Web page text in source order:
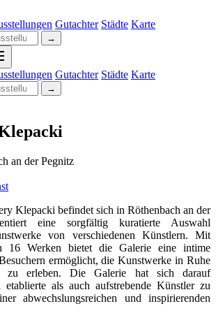
Gutachter Städte Karte
→
Gutachter Städte Karte
→
an der Pegnitz
Klepacki befindet sich in Röthenbach an der
eine sorgfältig kuratierte Auswahl
von verschiedenen Künstlern. Mit
16 Werken bietet die Galerie eine intime
ermöglicht, die Kunstwerke in Ruhe
zu erleben. Die Galerie hat sich darauf
etablierte als auch aufstrebende Künstler zu
abwechslungsreichen und inspirierenden